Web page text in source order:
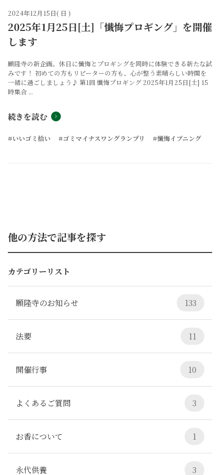
2024年12月15日( 日 )
2025年1月25日[土]「懴悔プロギング」を開催
します
願隆寺の新企画。休日に懺悔とプロギングを同時に体験できる新たな試
みです！ 初めての方もリピーターの方も、心が整う素晴らしい時間を
一緒に過ごしましょう♪ 第1回 懴悔プロギング 2025年1月25日[土] 15
時集合 ...
続きを読む
#いいゴミ拾い #ゴミマイナスワングランプリ #懺悔イブニング
他の方法で記事を探す
カテゴリーリスト
願隆寺のお知らせ 133
法要 11
開催行事 10
よくあるご質問 3
お香について 1
永代供養 3